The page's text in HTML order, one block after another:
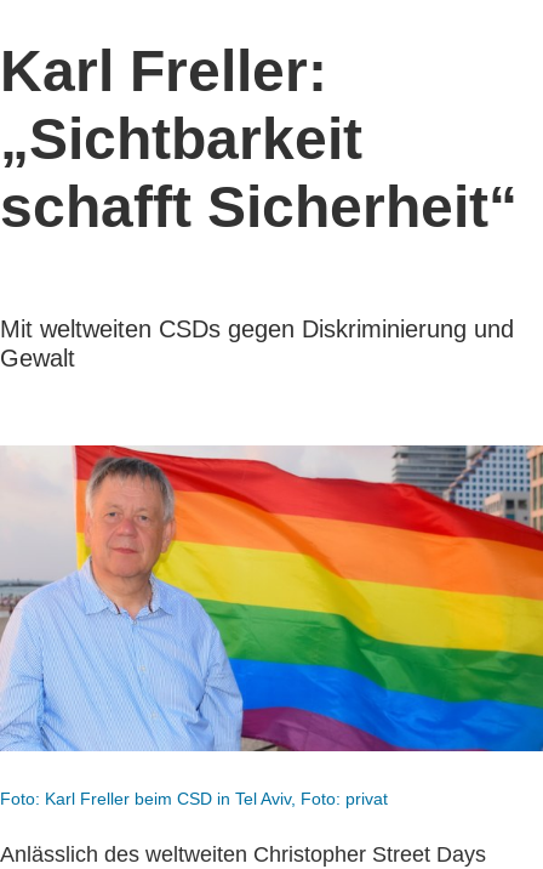
Karl Freller:
„Sichtbarkeit
schafft Sicherheit“
Mit weltweiten CSDs gegen Diskriminierung und
Gewalt
Foto: Karl Freller beim CSD in Tel Aviv, Foto: privat
Anlässlich des weltweiten Christopher Street Days